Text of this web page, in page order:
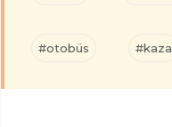
#otobüs #kaza